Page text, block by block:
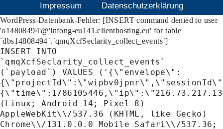
Impressum Datenschutzerklärung
WordPress-Datenbank-Fehler: [INSERT command denied to user
'o14808494'@'infong-eu141.clienthosting.eu' for table
`dbs14808494`.`qmqXcfSeclarity_collect_events`]
INSERT INTO
`qmqXcfSeclarity_collect_events`
(`payload`) VALUES ('{\"envelope\":
(Linux; Android 14; Pixel 8)
AppleWebKit\\/537.36 (KHTML, like Gecko)
Chrome\\/131.0.0.0 Mobile Safari\\/537.36;